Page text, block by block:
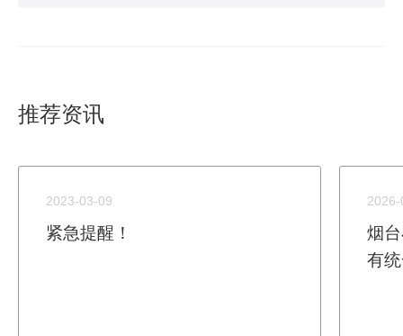
推荐资讯
2023-03-09
紧急提醒！
烟
有